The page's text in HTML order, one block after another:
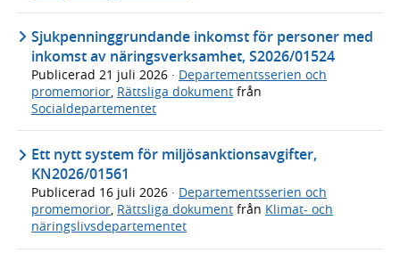
Sjukpenninggrundande inkomst för personer med
inkomst av näringsverksamhet, S2026/01524
Publicerad 21 juli 2026 · Departementsserien och
promemorior, Rättsliga dokument från
Socialdepartementet
Ett nytt system för miljösanktionsavgifter,
KN2026/01561
Publicerad 16 juli 2026 · Departementsserien och
promemorior, Rättsliga dokument från Klimat- och
näringslivsdepartementet